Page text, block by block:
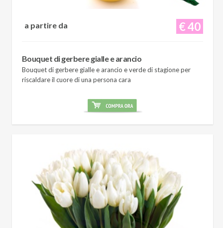
€ 40
a partire da
Bouquet di gerbere gialle e arancio
Bouquet di gerbere gialle e arancio e verde di stagione per
riscaldare il cuore di una persona cara